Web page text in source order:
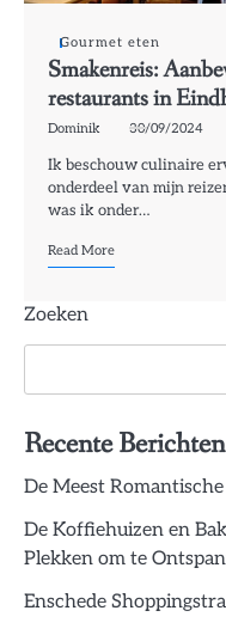
Gourmet eten
Smakenreis:
restaurants in
Dominik 30/09/2024
Ik beschouw culinaire
onderdeel van mijn
was ik onder…
Read More
Zoeken
Recente Berichten
De Meest
De Koffiehuizen en
Plekken om te
Enschede